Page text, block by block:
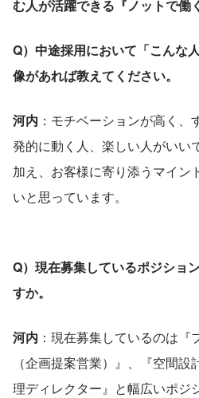
む人が活躍できる『ノットで働
Q）中途採用において「こんな
像があれば教えてください。
河内 ：モチベーションが高く
発的に動く人、楽しい人がいい
加え、お客様に寄り添うマイン
いと思っています。
Q）現在募集しているポジショ
すか。
河内 ：現在募集しているのは
（企画提案営業）』、『空間
理ディレクター』と幅広いポジ